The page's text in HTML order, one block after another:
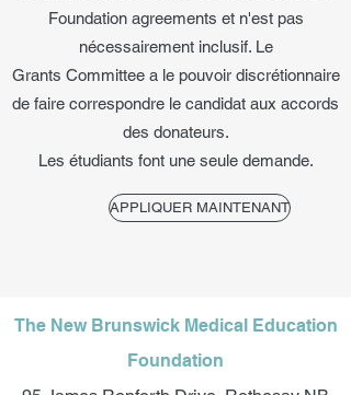
Foundation agreements et n'est pas
nécessairement inclusif. Le
Grants Committee a le pouvoir discrétionnaire
de faire correspondre le candidat aux accords
des donateurs.
Les étudiants font une seule demande.
APPLIQUER MAINTENANT
The New Brunswick Medical Education
Foundation